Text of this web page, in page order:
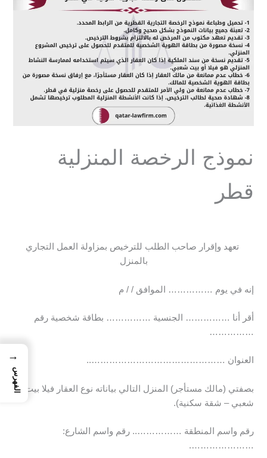
نموذج الرخصة المنزلية
قطر
تعهد وإقرار صاحب الطلب للترخيص بمزاولة العمل التجاري
بالمنزل
إنه في يوم …………… الموافق / / م
أقر أنا …………… الجنسية …………… بطاقة شخصية رقم
……………
العنوان ………………………………………..
بصفتي (مالك مستأجر) المنزل التالي بياناته نوع العقار فيلا بيت
شعبي – شقة سكنية).
رقم واسم المنطقة …………….. رقم واسم الشارع:
………………….
→
الفهرس